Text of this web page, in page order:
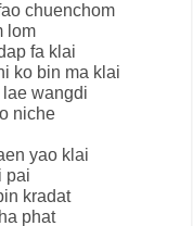
chuenchom
lom
fa klai
ko bin ma klai
lae wangdi
niche
yao klai
pai
kradat
phat